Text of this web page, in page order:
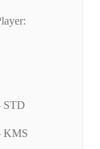
STD
KMS